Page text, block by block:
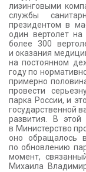
лизинговыми
службы
президентом в
один вертолет
более 300
и оказания
на постоянном
году по
примерно
провести
парка России, и
государственной
развития. В
в Министерство
оно обращалось
по обновлению
момент,
Михаила